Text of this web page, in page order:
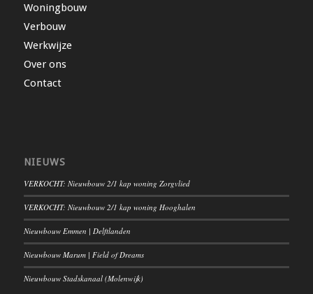
Woningbouw
Verbouw
Werkwijze
Over ons
Contact
NIEUWS
VERKOCHT: Nieuwbouw 2/1 kap woning Zorgvlied
VERKOCHT: Nieuwbouw 2/1 kap woning Hooghalen
Nieuwbouw Emmen | Delftlanden
Nieuwbouw Marum | Field of Dreams
Nieuwbouw Stadskanaal (Molenwijk)